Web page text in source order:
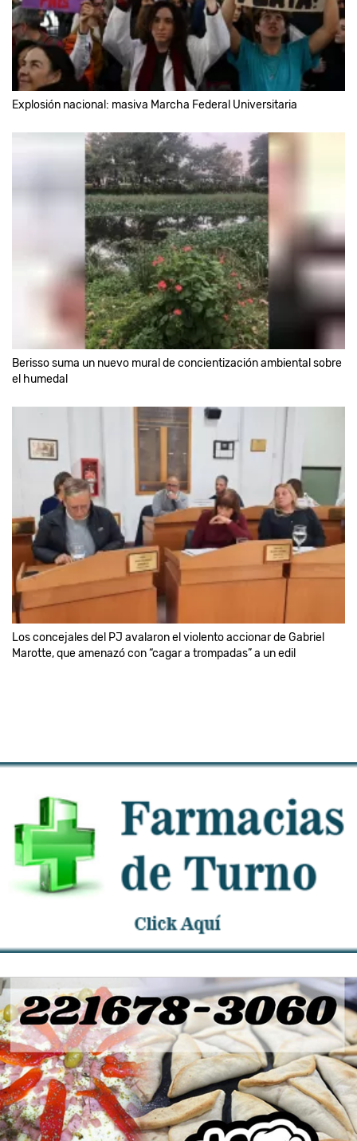
Explosión nacional: masiva Marcha Federal Universitaria
Berisso suma un nuevo mural de concientización ambiental sobre
el humedal
Los concejales del PJ avalaron el violento accionar de Gabriel
Marotte, que amenazó con “cagar a trompadas” a un edil